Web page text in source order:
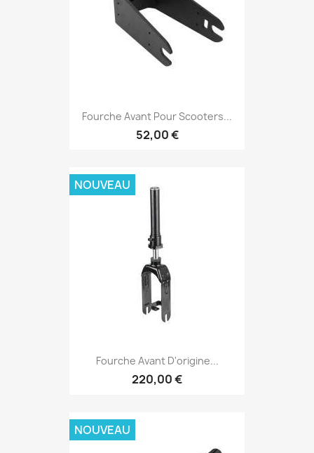
Fourche Avant Pour Scooters...
52,00 €
Fourche Avant D'origine...
220,00 €
NOUVEAU
NOUVEAU